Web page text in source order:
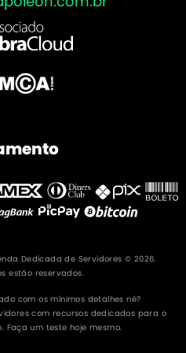
Dedicada de Servidores © 2026.
estão reservados.
com os mínimos detalhes né?
com recursos dedicados para o
Faça um teste hoje mesmo.